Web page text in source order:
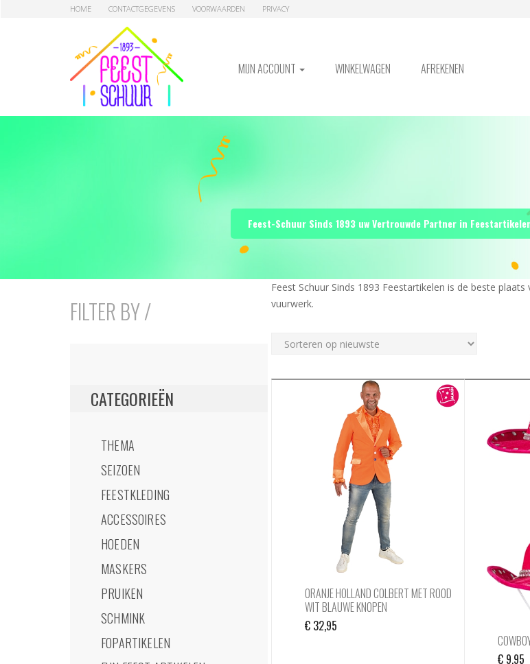
HOME CONTACTGEGEVENS VOORWAARDEN PRIVACY
MIJN ACCOUNT WINKELWAGEN AFREKENEN
Feest-Schuur Sinds 1893 uw Vertrouwde Partner in
Feest Schuur Sinds 1893 Feestartikelen is de beste
vuurwerk.
ORANJE HOLLAND COLBERT MET ROOD
WIT BLAUWE KNOPEN
€32,95
€9,95
FILTER BY /
CATEGORIEËN
THEMA
SEIZOEN
FEESTKLEDING
ACCESSOIRES
HOEDEN
MASKERS
PRUIKEN
SCHMINK
FOPARTIKELEN